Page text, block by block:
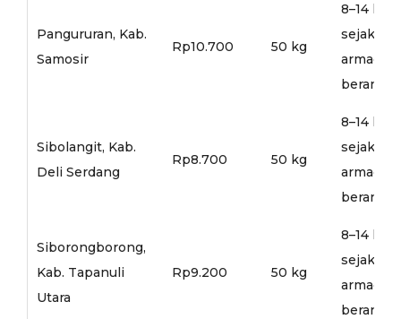
Pangururan, Kab.
Samosir
Rp10.700 50 kg
8–14 hari
sejak
armada
Sibolangit, Kab.
Deli Serdang
Rp8.700 50 kg
8–14 hari
sejak
armada
Siborongborong,
Kab. Tapanuli
Utara
Rp9.200 50 kg
8–14 hari
sejak
armada